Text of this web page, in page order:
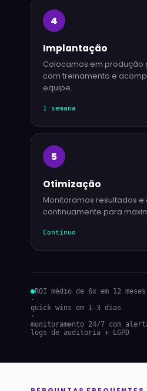
4
Implantação
Colocamos em produção
com treinamento e
equipe.
1 semana
5
Otimização
Monitoramos resultados e
continuamente para
Contínuo
ROI médio de 6x em 12 meses
·
quick wins em 1-3 dias
·
monitoramento 24/7 com
logs de auditoria + LGPD